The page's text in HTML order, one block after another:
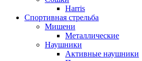
Harris
Спортивная стрельба
Мишени
Металлические
Наушники
Активные наушники